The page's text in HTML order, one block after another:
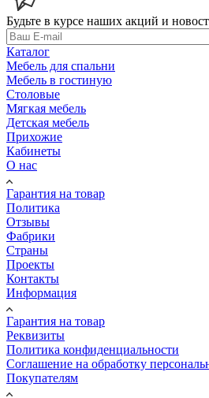
Будьте в курсе наших акций и
Каталог
Мебель для спальни
Мебель в гостиную
Столовые
Мягкая мебель
Детская мебель
Прихожие
Кабинеты
О нас
Гарантия на товар
Политика
Отзывы
Фабрики
Страны
Проекты
Контакты
Информация
Гарантия на товар
Реквизиты
Политика конфиденциальности
Соглашение на обработку
Покупателям